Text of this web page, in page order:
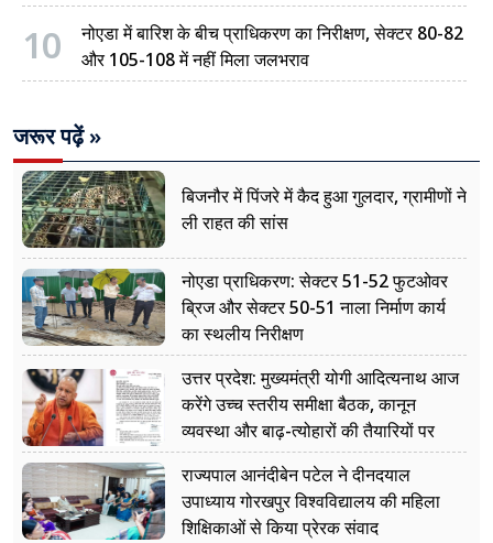
10
नोएडा में बारिश के बीच प्राधिकरण का निरीक्षण, सेक्टर 80-82
और 105-108 में नहीं मिला जलभराव
जरूर पढ़ें »
बिजनौर में पिंजरे में कैद हुआ गुलदार, ग्रामीणों ने
ली राहत की सांस
नोएडा प्राधिकरण: सेक्टर 51-52 फुटओवर
ब्रिज और सेक्टर 50-51 नाला निर्माण कार्य
का स्थलीय निरीक्षण
उत्तर प्रदेश: मुख्यमंत्री योगी आदित्यनाथ आज
करेंगे उच्च स्तरीय समीक्षा बैठक, कानून
व्यवस्था और बाढ़-त्योहारों की तैयारियों पर
नजर
राज्यपाल आनंदीबेन पटेल ने दीनदयाल
उपाध्याय गोरखपुर विश्वविद्यालय की महिला
शिक्षिकाओं से किया प्रेरक संवाद